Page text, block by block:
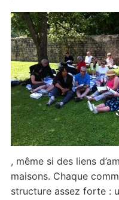
, même si des liens
maisons. Chaque
structure assez forte :